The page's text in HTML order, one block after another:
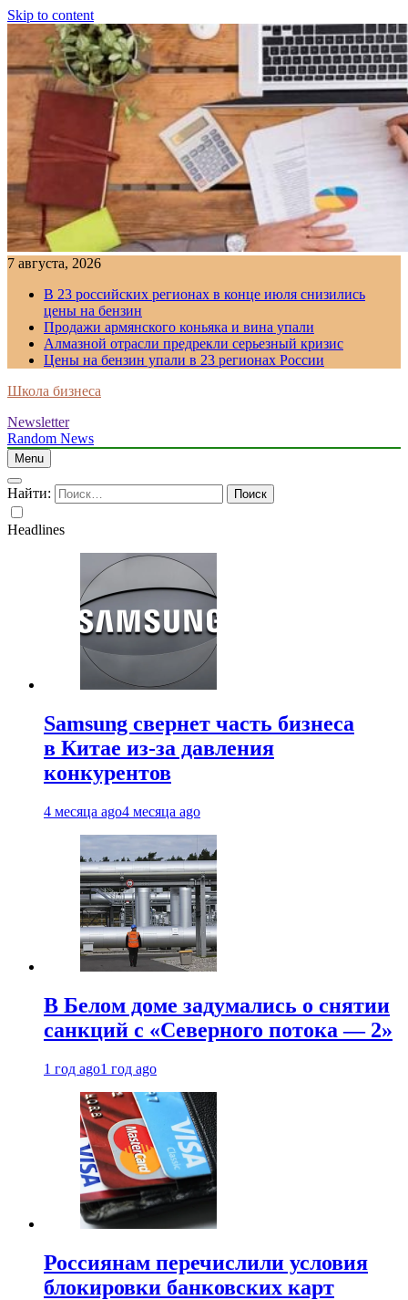
Skip to content
7 августа, 2026
В 23 российских регионах в конце июля снизились
цены на бензин
Продажи армянского коньяка и вина упали
Алмазной отрасли предрекли серьезный кризис
Цены на бензин упали в 23 регионах России
Школа бизнеса
Newsletter
Random News
Menu
Найти:
Headlines
Samsung свернет часть бизнеса
в Китае из-за давления
конкурентов
4 месяца ago4 месяца ago
В Белом доме задумались о снятии
санкций с «Северного потока — 2»
1 год ago1 год ago
Россиянам перечислили условия
блокировки банковских карт